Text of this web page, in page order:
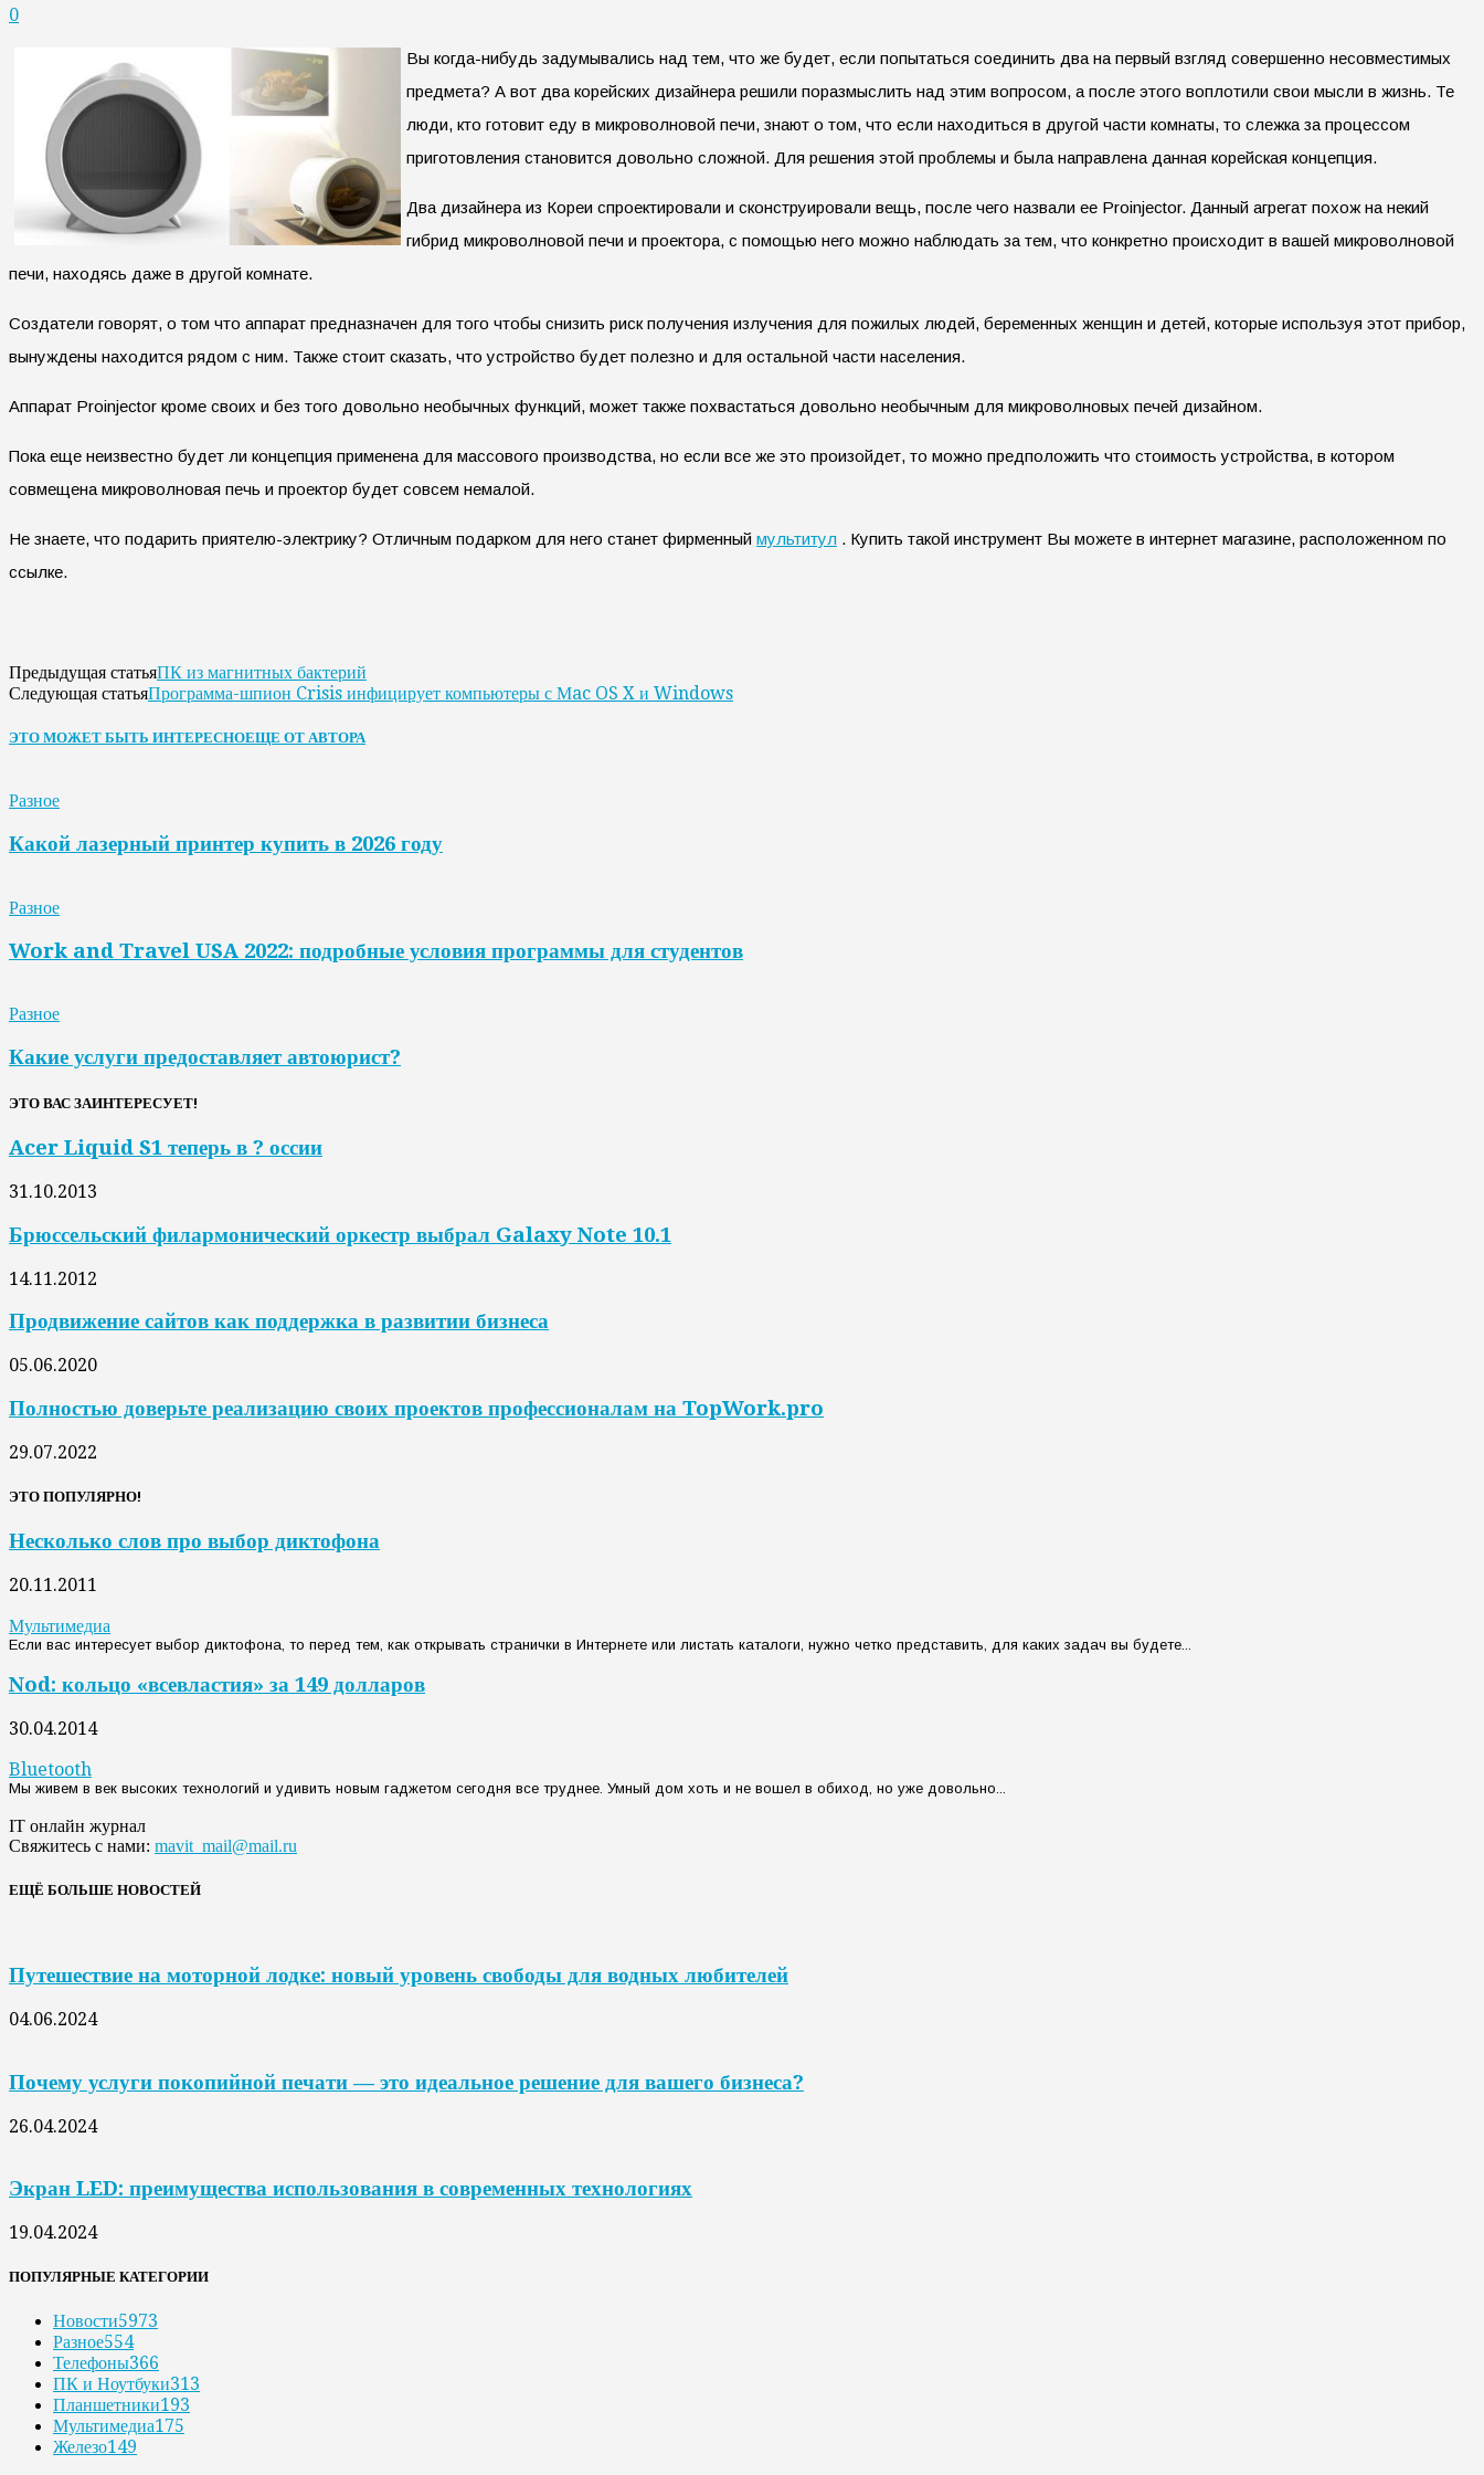
0
Вы когда-нибудь задумывались над тем, что же будет, если попытаться соединить два на первый взгляд совершенно несовместимых
предмета? А вот два корейских дизайнера решили поразмыслить над этим вопросом, а после этого воплотили свои мысли в жизнь. Те
люди, кто готовит еду в микроволновой печи, знают о том, что если находиться в другой части комнаты, то слежка за процессом
приготовления становится довольно сложной. Для решения этой проблемы и была направлена данная корейская концепция.
Два дизайнера из Кореи спроектировали и сконструировали вещь, после чего назвали ее Proinjector. Данный агрегат похож на некий
гибрид микроволновой печи и проектора, с помощью него можно наблюдать за тем, что конкретно происходит в вашей микроволновой
печи, находясь даже в другой комнате.
Создатели говорят, о том что аппарат предназначен для того чтобы снизить риск получения излучения для пожилых людей, беременных женщин и детей, которые используя этот прибор,
вынуждены находится рядом с ним. Также стоит сказать, что устройство будет полезно и для остальной части населения.
Аппарат Proinjector кроме своих и без того довольно необычных функций, может также похвастаться довольно необычным для микроволновых печей дизайном.
Пока еще неизвестно будет ли концепция применена для массового производства, но если все же это произойдет, то можно предположить что стоимость устройства, в котором
совмещена микроволновая печь и проектор будет совсем немалой.
Не знаете, что подарить приятелю-электрику? Отличным подарком для него станет фирменный мультитул . Купить такой инструмент Вы можете в интернет магазине, расположенном по
ссылке.
Предыдущая статьяПК из магнитных бактерий
Следующая статьяПрограмма-шпион Crisis инфицирует компьютеры с Мac OS X и Windows
ЭТО МОЖЕТ БЫТЬ ИНТЕРЕСНОЕЩЕ ОТ АВТОРА
Разное
Какой лазерный принтер купить в 2026 году
Разное
Work and Travel USA 2022: подробные условия программы для студентов
Разное
Какие услуги предоставляет автоюрист?
ЭТО ВАС ЗАИНТЕРЕСУЕТ!
Acer Liquid S1 теперь в ? оссии
31.10.2013
Брюссельский филармонический оркестр выбрал Galaxy Note 10.1
14.11.2012
Продвижение сайтов как поддержка в развитии бизнеса
05.06.2020
Полностью доверьте реализацию своих проектов профессионалам на TopWork.pro
29.07.2022
ЭТО ПОПУЛЯРНО!
Несколько слов про выбор диктофона
20.11.2011
Мультимедиа
Если вас интересует выбор диктофона, то перед тем, как открывать странички в Интернете или листать каталоги, нужно четко представить, для каких задач вы будете...
Nod: кольцо «всевластия» за 149 долларов
30.04.2014
Bluetooth
Мы живем в век высоких технологий и удивить новым гаджетом сегодня все труднее. Умный дом хоть и не вошел в обиход, но уже довольно...
IT онлайн журнал
Свяжитесь с нами: mavit_mail@mail.ru
ЕЩЁ БОЛЬШЕ НОВОСТЕЙ
Путешествие на моторной лодке: новый уровень свободы для водных любителей
04.06.2024
Почему услуги покопийной печати — это идеальное решение для вашего бизнеса?
26.04.2024
Экран LED: преимущества использования в современных технологиях
19.04.2024
ПОПУЛЯРНЫЕ КАТЕГОРИИ
Новости5973
Разное554
Телефоны366
ПК и Ноутбуки313
Планшетники193
Мультимедиа175
Железо149